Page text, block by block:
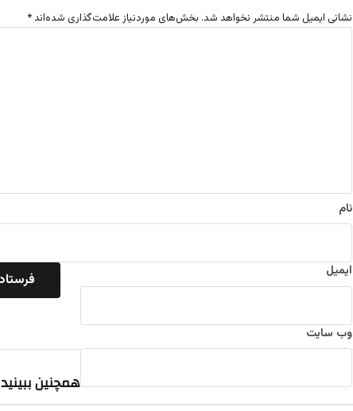
نشانی ایمیل شما منتشر نخواهد شد. بخش‌های موردنیاز علامت‌گذاری شده‌اند *
نام
ایمیل
وب‌ سایت
همچنین ببینید